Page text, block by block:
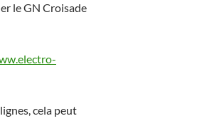
le GN Croisade
cela peut